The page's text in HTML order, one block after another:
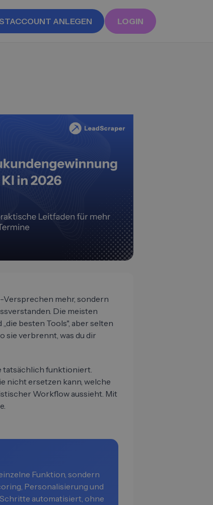
ANLEGEN LOGIN
mehr, sondern
Die meisten
besten Tools", aber selten
sie verbrennt, was du dir
tatsächlich funktioniert.
nicht ersetzen kann, welche
Workflow aussieht. Mit
Funktion, sondern
Personalisierung und
automatisiert, ohne